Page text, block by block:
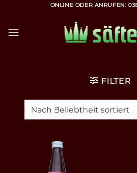
springen
ONLINE ODER ANRUFEN:
FILTER